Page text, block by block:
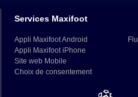
Services Maxifoot
Appli Maxifoot Android
Appli Maxifoot iPhone
Site web Mobile
Choix de consentement